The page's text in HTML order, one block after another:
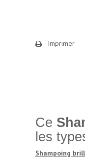
Imprimer
Ce
les
Shampoing